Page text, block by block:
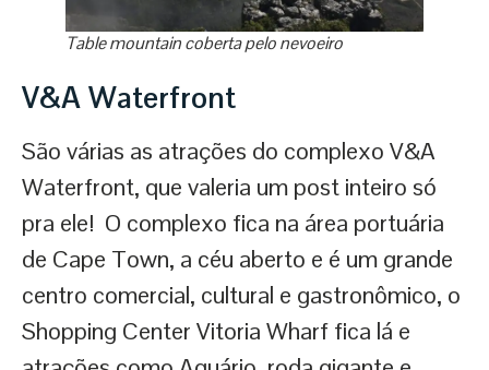
Table mountain coberta pelo nevoeiro
V&A Waterfront
São várias as atrações do complexo V&A
Waterfront, que valeria um post inteiro só
pra ele! O complexo fica na área portuária
de Cape Town, a céu aberto e é um grande
centro comercial, cultural e gastronômico, o
Shopping Center Vitoria Wharf fica lá e